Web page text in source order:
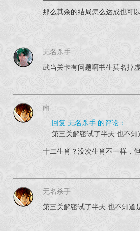
那么其余的结局怎么达成也可
无名杀手
武当关卡有问题啊书生莫名掉
南
回复 无名杀手 的评论：
第三关解密试了半天 也不
十二生肖？没次生肖不一样，
无名杀手
第三关解密试了半天 也不知道